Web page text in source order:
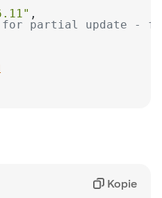
partial update -
Kopie